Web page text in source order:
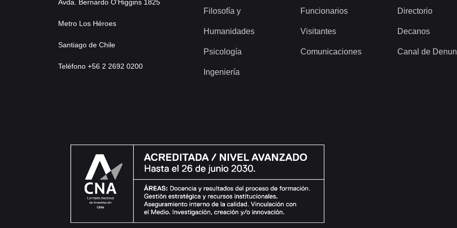
Avda. Bernardo O’Higgins 1825
Metro Los Héroes
Santiago de Chile
Teléfono +56 2 2692 0200
Filosofía y
Humanidades
Psicología
Ingeniería
Funcionarios
Visitantes
Comunicaciones
Directorio
Decanos
Canal de